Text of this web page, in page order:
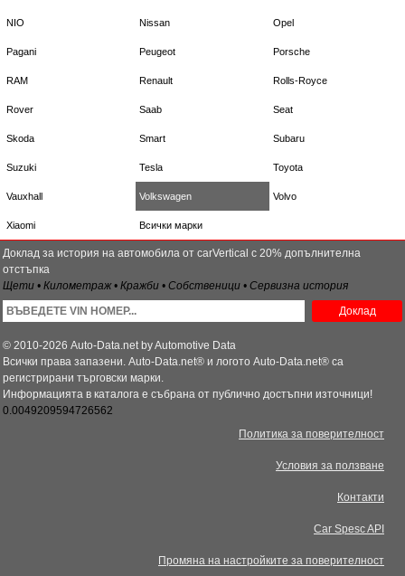
NIO Nissan Opel
Pagani Peugeot Porsche
RAM Renault Rolls-Royce
Rover Saab Seat
Skoda Smart Subaru
Suzuki Tesla Toyota
Vauxhall Volkswagen Volvo
Xiaomi Всички марки
Доклад за история на автомобила от carVertical с 20% допълнителна
отстъпка
Щети • Километраж • Кражби • Собственици • Сервизна история
Доклад
© 2010-2026 Auto-Data.net by Automotive Data
Всички права запазени. Auto-Data.net® и логото Auto-Data.net® са
регистрирани търговски марки.
Информацията в каталога е събрана от публично достъпни източници!
0.0049209594726562
Политика за поверителност
Условия за ползване
Контакти
Car Spesc API
Промяна на настройките за поверителност